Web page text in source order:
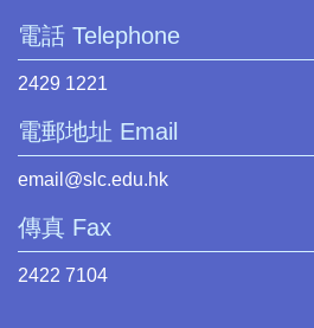
電話 Telephone
2429 1221
電郵地址 Email
email@slc.edu.hk
傳真 Fax
2422 7104